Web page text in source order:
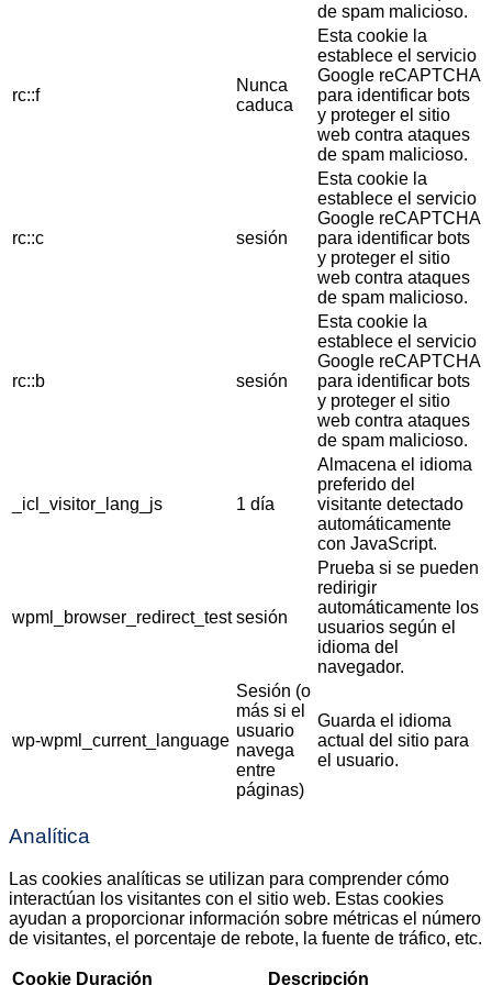
de spam malicioso.
rc::f
Nunca
caduca
Esta cookie la
establece el servicio
Google reCAPTCHA
para identificar bots
y proteger el sitio
web contra ataques
de spam malicioso.
rc::c sesión
Esta cookie la
establece el servicio
Google reCAPTCHA
para identificar bots
y proteger el sitio
web contra ataques
de spam malicioso.
rc::b sesión
Esta cookie la
establece el servicio
Google reCAPTCHA
para identificar bots
y proteger el sitio
web contra ataques
de spam malicioso.
_icl_visitor_lang_js 1 día
Almacena el idioma
preferido del
visitante detectado
automáticamente
con JavaScript.
wpml_browser_redirect_test sesión
Prueba si se pueden
redirigir
automáticamente los
usuarios según el
idioma del
navegador.
wp-wpml_current_language
Sesión (o
más si el
usuario
navega
entre
páginas)
Guarda el idioma
actual del sitio para
el usuario.
Analítica
Las cookies analíticas se utilizan para comprender cómo
interactúan los visitantes con el sitio web. Estas cookies
ayudan a proporcionar información sobre métricas el número
de visitantes, el porcentaje de rebote, la fuente de tráfico, etc.
Cookie Duración Descripción